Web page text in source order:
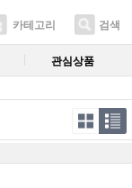
카테고리 검색
관심상품